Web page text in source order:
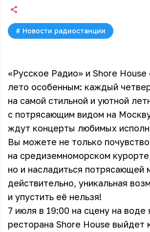
# Новости радиостанции
«Русское Радио» и Shore House
лето особенным: каждый
на самой стильной и уютной
с потрясающим видом на
ждут концерты любимых
Вы можете не только
на средиземноморском
но и насладиться потрясающей
действительно, уникальная
и упустить её нельзя!
7 июля в 19:00 на сцену на воде
ресторана Shore House выйдет